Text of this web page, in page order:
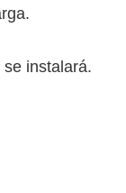
se instalará.